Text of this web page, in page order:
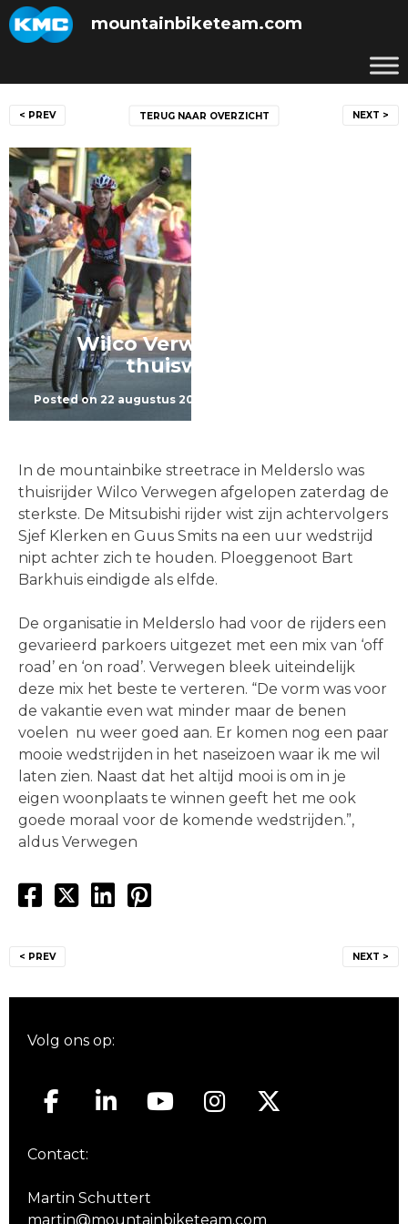
Skip
to
mountainbiketeam.com
navigatie
< PREV NEXT >
TERUG NAAR OVERZICHT
Wilco Verwegen wint in
thuiswedstrijd
Posted on 22 augustus 2010
In de mountainbike streetrace in Melderslo was
thuisrijder Wilco Verwegen afgelopen zaterdag de
sterkste. De Mitsubishi rijder wist zijn achtervolgers
Sjef Klerken en Guus Smits na een uur wedstrijd
nipt achter zich te houden. Ploeggenoot Bart
Barkhuis eindigde als elfde.
De organisatie in Melderslo had voor de rijders een
gevarieerd parkoers uitgezet met een mix van ‘off
road’ en ‘on road’. Verwegen bleek uiteindelijk
deze mix het beste te verteren. “De vorm was voor
de vakantie even wat minder maar de benen
voelen nu weer goed aan. Er komen nog een paar
mooie wedstrijden in het naseizoen waar ik me wil
laten zien. Naast dat het altijd mooi is om in je
eigen woonplaats te winnen geeft het me ook
goede moraal voor de komende wedstrijden.”,
aldus Verwegen
navigatie
< PREV NEXT >
Volg ons op:
Contact:
Martin Schuttert
martin@mountainbiketeam.com